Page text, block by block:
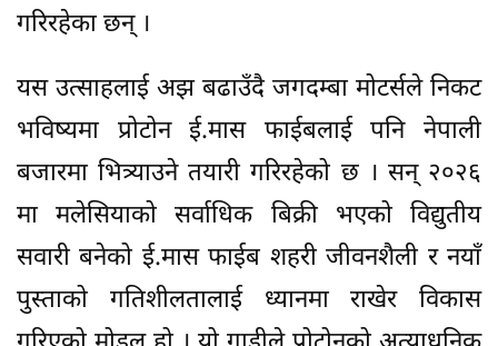
गरिरहेका छन् ।
यस उत्साहलाई अझ बढाउँदै जगदम्बा मोटर्सले निकट
भविष्यमा प्रोटोन ई.मास फाईबलाई पनि नेपाली
बजारमा भित्र्याउने तयारी गरिरहेको छ । सन् २०२६
मा मलेसियाको सर्वाधिक बिक्री भएको विद्युतीय
सवारी बनेको ई.मास फाईब शहरी जीवनशैली र नयाँ
पुस्ताको गतिशीलतालाई ध्यानमा राखेर विकास